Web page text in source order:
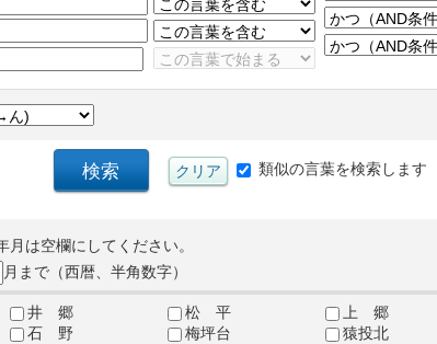
類似の言葉を検索します
は空欄にしてください。
月まで（西暦、半角数字）
井 郷 松 平 上 郷
石 野 梅坪台 猿投北